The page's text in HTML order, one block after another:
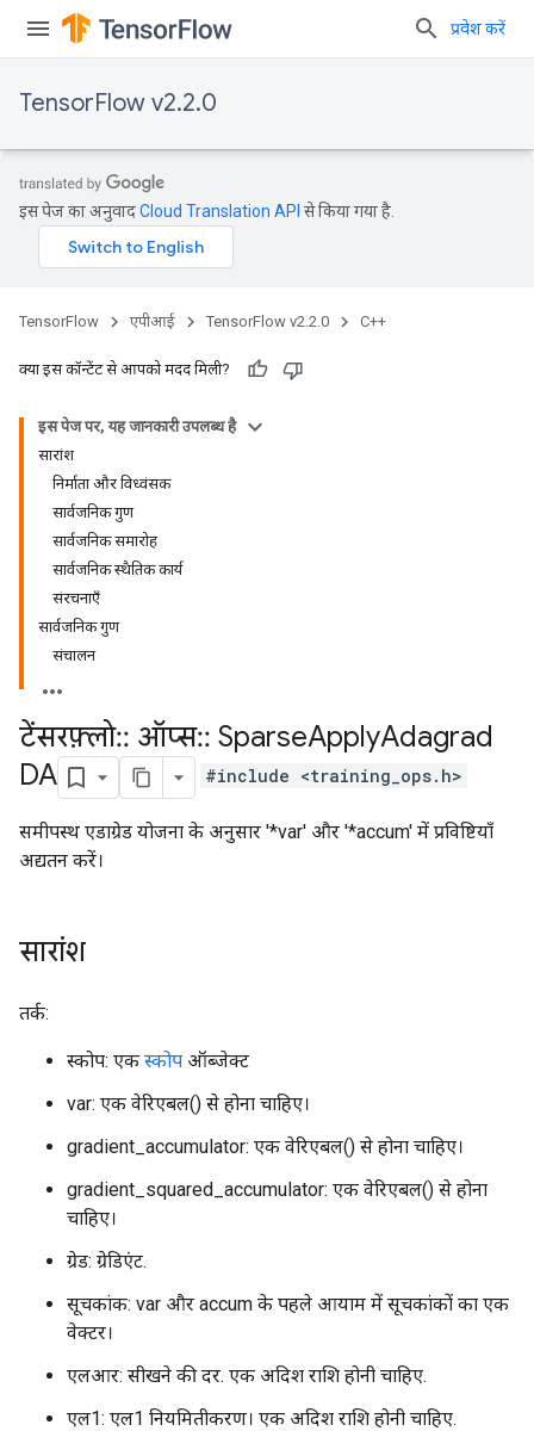
प्रवेश करें
TensorFlow v2.2.0
इस पेज का अनुवादCloud Translation API से किया गया है.
TensorFlow एपीआई TensorFlow v2.2.0 C++
क्या इस कॉन्टेंट से आपको मदद मिली?
इस पेज पर, यह जानकारी उपलब्ध है
सारांश
निर्माता और विध्वंसक
सार्वजनिक गुण
सार्वजनिक समारोह
सार्वजनिक स्थैतिक कार्य
संरचनाएँ
सार्वजनिक गुण
संचालन
टेंसरफ़्लो:: ऑप्स:: SparseApplyAdagrad
DA
#include <training_ops.h>
समीपस्थ एडाग्रेड योजना के अनुसार '*var' और '*accum' में प्रविष्टियाँ
अद्यतन करें।
सारांश
तर्क:
स्कोप: एक स्कोप ऑब्जेक्ट
var: एक वेरिएबल() से होना चाहिए।
gradient_accumulator: एक वेरिएबल() से होना चाहिए।
gradient_squared_accumulator: एक वेरिएबल() से होना
चाहिए।
ग्रेड: ग्रेडिएंट.
सूचकांक: var और accum के पहले आयाम में सूचकांकों का एक
वेक्टर।
एलआर: सीखने की दर. एक अदिश राशि होनी चाहिए.
एल1: एल1 नियमितीकरण। एक अदिश राशि होनी चाहिए.